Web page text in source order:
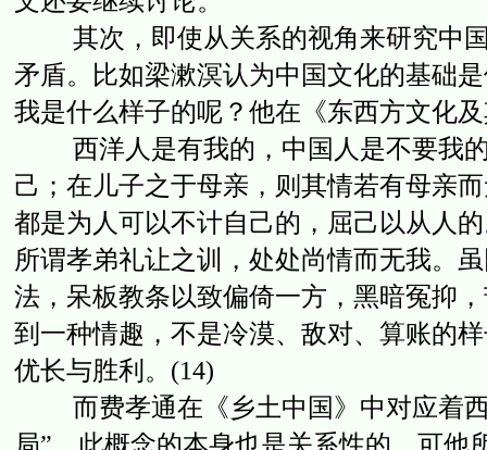
其次，即使从关系的视角来研究中国
矛盾。比如梁漱溟认为中国文化的基础
我是什么样子的呢？他在《东西方文化
西洋人是有我的，中国人是不要我的
己；在儿子之于母亲，则其情若有母亲
都是为人可以不计自己的，屈己以从人
所谓孝弟礼让之训，处处尚情而无我。
法，呆板教条以致偏倚一方，黑暗冤抑
到一种情趣，不是冷漠、敌对、算账的
优长与胜利。(14)
而费孝通在《乡土中国》中对应着西